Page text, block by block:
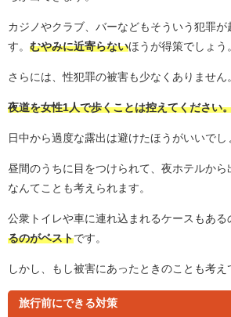
カジノやクラブ、バーなどもそういう犯罪
す。 むやみに近寄らないほうが得策でしょう
さらには、性犯罪の被害も少なくありません
夜道を女性1人で歩くことは控えてください
日中から過度な露出は避けたほうがいいでし
昼間のうちに目をつけられて、夜ホテルから
なんてことも考えられます。
公衆トイレや車に連れ込まれるケースもある
るのがベストです。
しかし、もし被害にあったときのことも考え
旅行前にできる対策